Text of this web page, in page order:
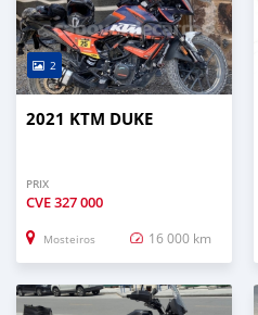
2
2021 KTM DUKE
PRIX
CVE327 000
Mosteiros 16 000 km